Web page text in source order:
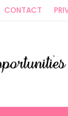
CONTACT